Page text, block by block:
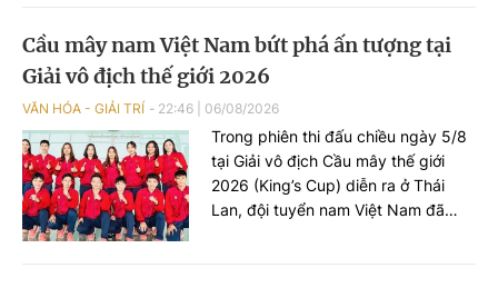
Khoa học và Công nghệ.
Cầu mây nam Việt Nam bứt phá ấn tượng tại
Giải vô địch thế giới 2026
VĂN HÓA - GIẢI TRÍ 22:46 06/08/2026
Trong phiên thi đấu chiều ngày 5/8
tại Giải vô địch Cầu mây thế giới
2026 (King’s Cup) diễn ra ở Thái
Lan, đội tuyển nam Việt Nam đã